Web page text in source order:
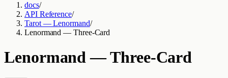
docs/
API Reference/
Tarot — Lenormand/
Lenormand — Three-Card
Lenormand — Three-Card